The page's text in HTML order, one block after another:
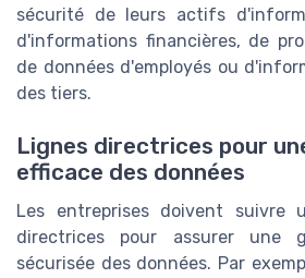
sécurité de leurs actifs
d'informations financières, de
de données d'employés ou
des tiers.
Lignes directrices pour
efficace des données
Les entreprises doivent suivre
directrices pour assurer une
sécurisée des données. Par